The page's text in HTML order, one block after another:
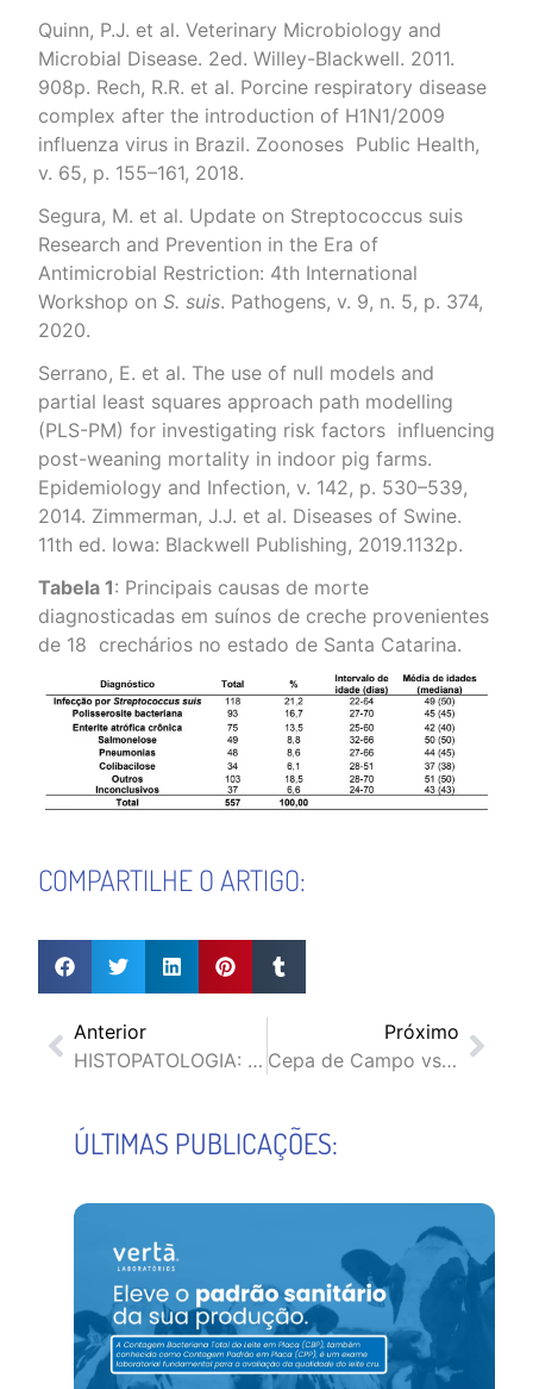
Quinn, P.J. et al. Veterinary Microbiology and
Microbial Disease. 2ed. Willey-Blackwell. 2011.
908p. Rech, R.R. et al. Porcine respiratory disease
complex after the introduction of H1N1/2009
influenza virus in Brazil. Zoonoses Public Health,
v. 65, p. 155–161, 2018.
Segura, M. et al. Update on Streptococcus suis
Research and Prevention in the Era of
Antimicrobial Restriction: 4th International
Workshop on S. suis. Pathogens, v. 9, n. 5, p. 374,
2020.
Serrano, E. et al. The use of null models and
partial least squares approach path modelling
(PLS-PM) for investigating risk factors influencing
post-weaning mortality in indoor pig farms.
Epidemiology and Infection, v. 142, p. 530–539,
2014. Zimmerman, J.J. et al. Diseases of Swine.
11th ed. Iowa: Blackwell Publishing, 2019.1132p.
Tabela 1: Principais causas de morte
diagnosticadas em suínos de creche provenientes
de 18 crechários no estado de Santa Catarina.
COMPARTILHE O ARTIGO:
Anterior
HISTOPATOLOGIA: ASPECTOS IMPORTANTES EM RELAÇÃO AO PROCESSAMENTO HISTOLÓGICO
Próximo
Cepa de Campo vs. Cepa ATCC: Entenda a Diferença e a Importância na Pesquisa Microbiológica
ÚLTIMAS PUBLICAÇÕES: